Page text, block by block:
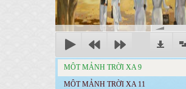
MÔT MẢNH TRỜI XA 9
MÔT MẢNH TRỜI XA 11